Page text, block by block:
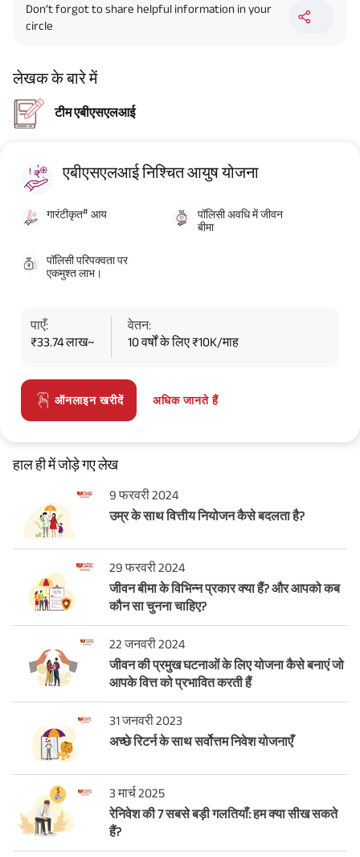
Don’t forgot to share helpful information in your
circle
लेखक के बारे में
टीम एबीएसएलआई
एबीएसएलआई निश्चित आयुष योजना
गारंटीकृत# आय
पॉलिसी अवधि में जीवन
बीमा
पॉलिसी परिपक्वता पर
एकमुश्त लाभ।
पाएँ:
₹33.74 लाख~
वेतन:
10 वर्षों के लिए ₹10K/माह
ऑनलाइन खरीदें अधिक जानते हैं
हाल ही में जोड़े गए लेख
9 फरवरी 2024
उम्र के साथ वित्तीय नियोजन कैसे बदलता है?
29 फरवरी 2024
जीवन बीमा के विभिन्न प्रकार क्या हैं? और आपको कब
कौन सा चुनना चाहिए?
22 जनवरी 2024
जीवन की प्रमुख घटनाओं के लिए योजना कैसे बनाएं जो
आपके वित्त को प्रभावित करती हैं
31 जनवरी 2023
अच्छे रिटर्न के साथ सर्वोत्तम निवेश योजनाएँ
3 मार्च 2025
रेनिवेश की 7 सबसे बड़ी गलतियाँ: हम क्या सीख सकते
हैं?